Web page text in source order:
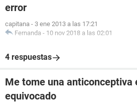
error
capitana - 3 ene 2013 a las 17:21
Fernanda - 10 nov 2018 a las 02:01
4 respuestas
Me tome una anticonceptiva
equivocado